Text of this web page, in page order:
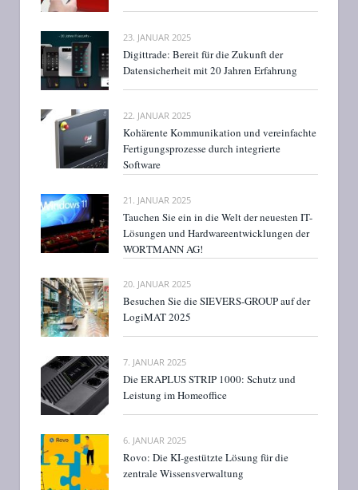
23. JANUAR 2025
Digittrade: Bereit für die Zukunft der
Datensicherheit mit 20 Jahren Erfahrung
22. JANUAR 2025
Kohärente Kommunikation und vereinfachte
Fertigungsprozesse durch integrierte
Software
21. JANUAR 2025
Tauchen Sie ein in die Welt der neuesten IT-
Lösungen und Hardwareentwicklungen der
WORTMANN AG!
20. JANUAR 2025
Besuchen Sie die SIEVERS-GROUP auf der
LogiMAT 2025
7. JANUAR 2025
Die ERAPLUS STRIP 1000: Schutz und
Leistung im Homeoffice
6. JANUAR 2025
Rovo: Die KI-gestützte Lösung für die
zentrale Wissensverwaltung